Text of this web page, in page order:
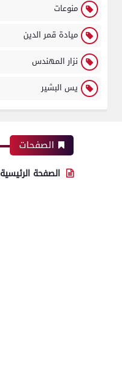
منوعات
ميادة قمر الدين
نزار المهندس
يس البشير
الصفحات
الصفحة الرئيسية